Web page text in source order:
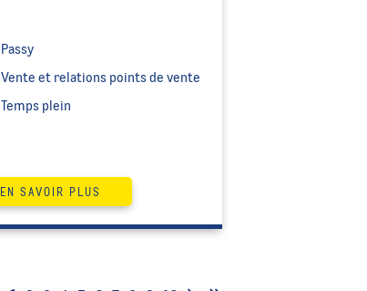
Passy
Temps plein
Vente et relations points de vente
EN SAVOIR PLUS